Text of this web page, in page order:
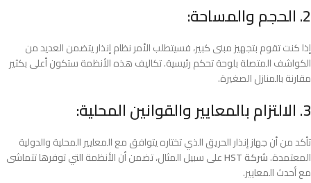
2. الحجم والمساحة:
إذا كنت تقوم بتجهيز مبنى كبير، فسيتطلب الأمر نظام إنذار يتضمن العديد من
الكواشف المتصلة بلوحة تحكم رئيسية. تكاليف هذه الأنظمة ستكون أعلى بكثير
مقارنة بالمنازل الصغيرة.
3. الالتزام بالمعايير والقوانين المحلية:
تأكد من أن جهاز إنذار الحريق الذي تختاره يتوافق مع المعايير المحلية والدولية
المعتمدة.شركة HST
على سبيل المثال، تضمن أن الأنظمة التي توفرها تتماشى
مع أحدث المعايير.